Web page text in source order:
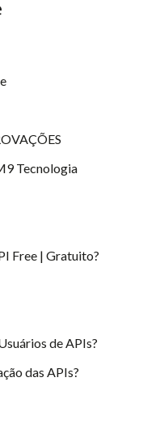
Tecnologia
Free | Gratuito?
de APIs?
das APIs?